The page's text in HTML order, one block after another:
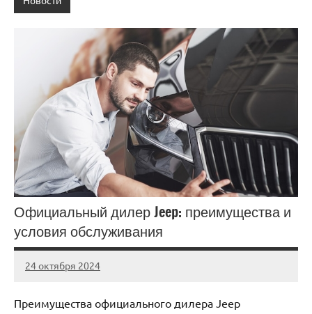
Официальный дилер Jeep: преимущества и
условия обслуживания
24 октября 2024
Avtor
Нет
Преимущества официального дилера Jeep